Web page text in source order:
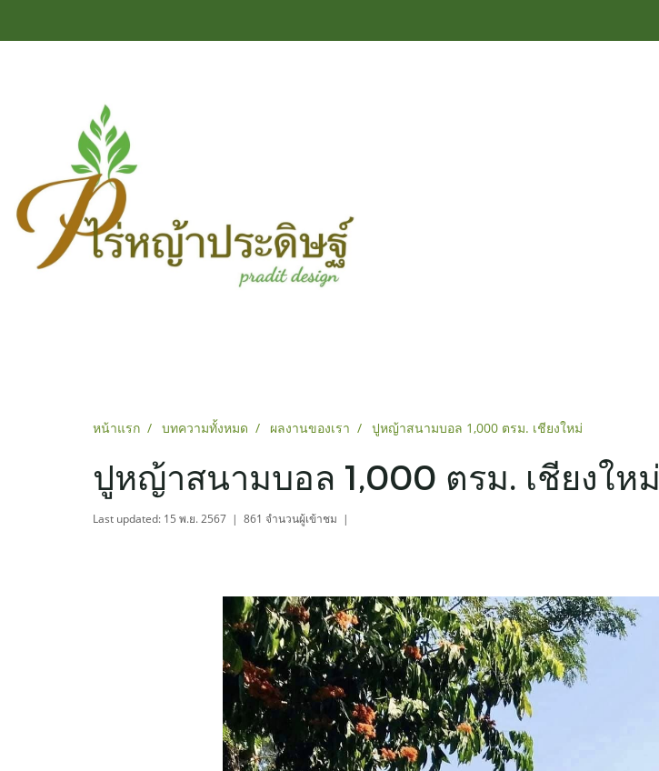
หน้าแรก บทความทั้งหมด ผลงานของเรา ปูหญ้าสนามบอล 1,000 ตรม. เชียงใหม่
ปูหญ้าสนามบอล 1,000 ตรม. เชียงใหม่
Last updated: 15 พ.ย. 2567 | 861 จำนวนผู้เข้าชม |